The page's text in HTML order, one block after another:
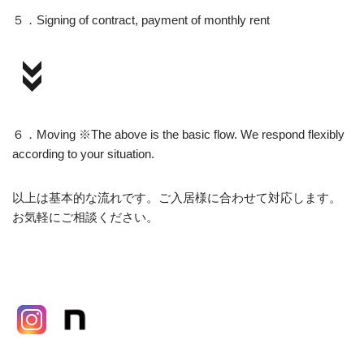
５．Signing of contract, payment of monthly rent
６．Moving ※The above is the basic flow. We respond flexibly
according to your situation.
以上は基本的な流れです。ご入居様に合わせて対応します。
お気軽にご相談ください。